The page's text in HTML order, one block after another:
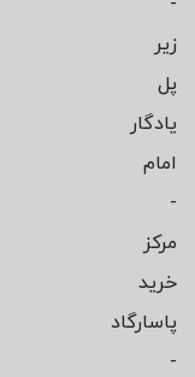
زیر
پل
یادگار
امام
-
مرکز
خرید
پاسارگاد
-